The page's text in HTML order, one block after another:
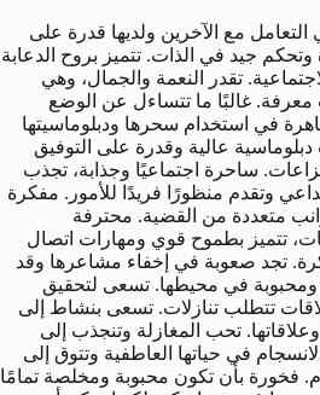
مع الآخرين ولديها قدرة على
وتحكم جيد في الذات. تتميز بروح الدعابة
تقدر النعمة والجمال، وهي
غالبًا ما تتساءل عن الوضع
في استخدام سحرها ودبلوماسيتها
دبلوماسية عالية وقدرة على التوفيق
ساحرة اجتماعيًا وجذابة، تجذب
وتقدم منظورًا فريدًا للأمور. مفكرة
متعددة من القضية. محترفة
تتميز بطموح قوي ومهارات اتصال
تجد صعوبة في إخفاء مشاعرها وقد
ومحبوبة في محيطها. تسعى لتحقيق
تتطلب تنازلات. تسعى بنشاط إلى
تحب المغازلة وتنجذب إلى
في حياتها العاطفية وتتوق إلى
فخورة بأن تكون محبوبة ومخلصة تمامًا